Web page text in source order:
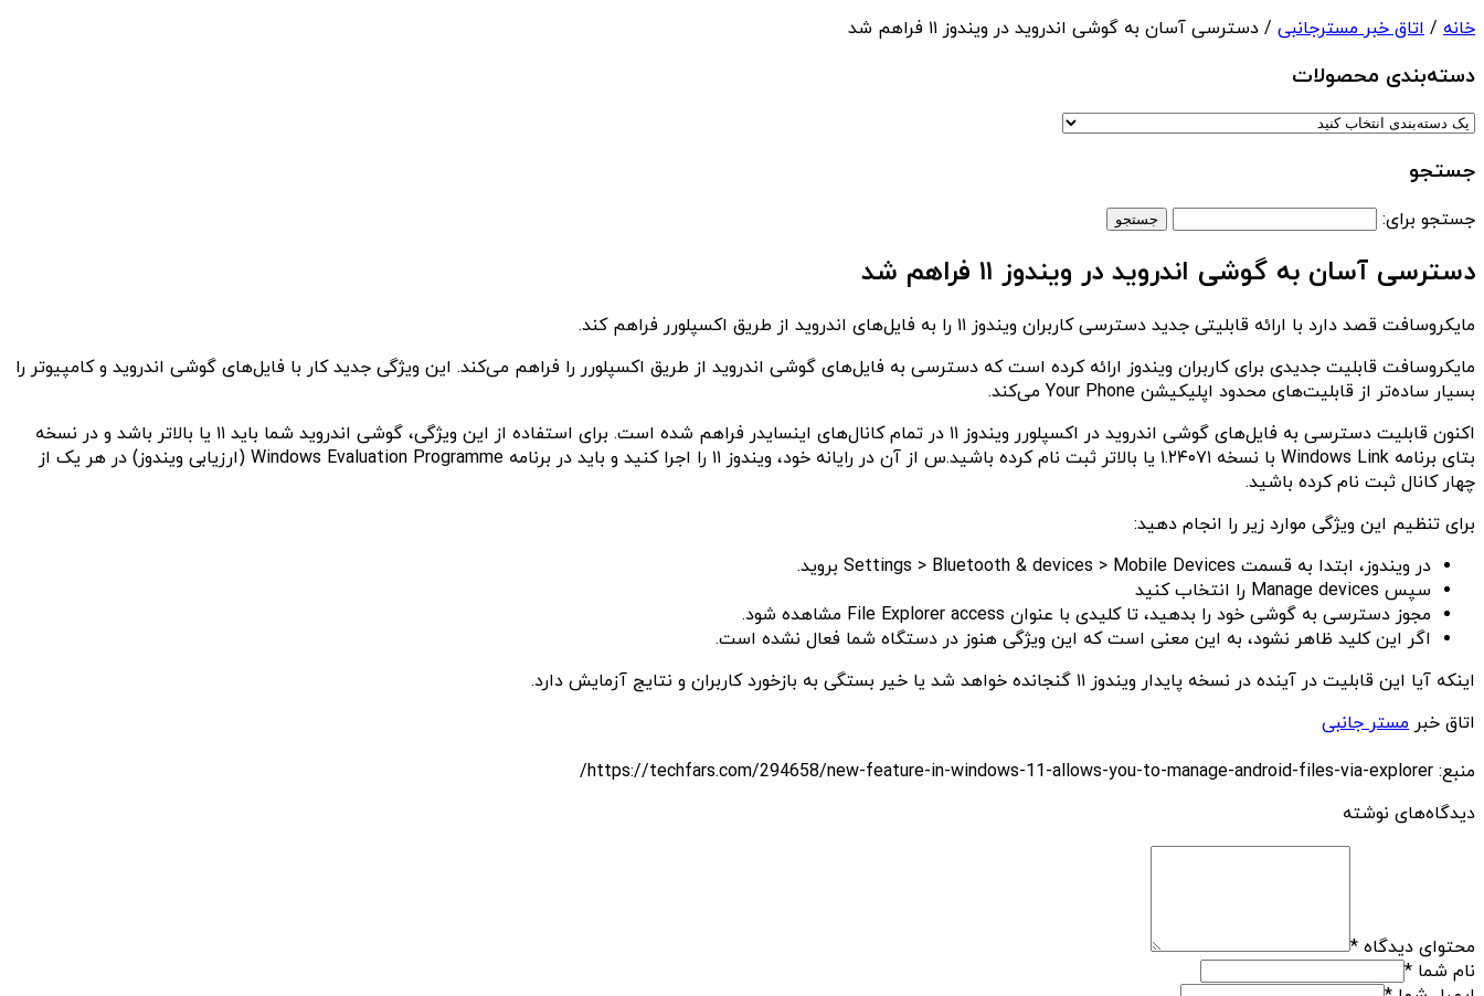
خانه / اتاق خبر مسترجانبی / دسترسی آسان به گوشی اندروید در ویندوز ۱۱ فراهم شد
دسته‌بندی‌ محصولات
جستجو
جستجو برای:
دسترسی آسان به گوشی اندروید در ویندوز ۱۱ فراهم شد
مایکروسافت قصد دارد با ارائه قابلیتی جدید دسترسی کاربران ویندوز ۱۱ را به فایل‌های اندروید از طریق اکسپلورر فراهم کند.
مایکروسافت قابلیت جدیدی برای کاربران ویندوز ارائه کرده است که دسترسی به فایل‌های گوشی اندروید از طریق اکسپلورر را فراهم می‌کند. این ویژگی جدید کار با فایل‌های گوشی اندروید و کامپیوتر را
بسیار ساده‌تر از قابلیت‌های محدود اپلیکیشن Your Phone می‌کند.
اکنون قابلیت دسترسی به فایل‌های گوشی اندروید در اکسپلورر ویندوز ۱۱ در تمام کانال‌های اینسایدر فراهم شده است. برای استفاده از این ویژگی، گوشی اندروید شما باید ۱۱ یا بالاتر باشد و در نسخه
بتای برنامه Windows Link با نسخه ۱.۲۴۰۷۱ یا بالاتر ثبت نام کرده باشید.س از آن در رایانه خود، ویندوز ۱۱ را اجرا کنید و باید در برنامه Windows Evaluation Programme (ارزیابی ویندوز) در هر یک از
چهار کانال ثبت نام کرده باشید.
برای تنظیم این ویژگی موارد زیر را انجام دهید:
در ویندوز، ابتدا به قسمت Settings > Bluetooth & devices > Mobile Devices بروید.
سپس Manage devices را انتخاب کنید
مجوز دسترسی به گوشی خود را بدهید، تا کلیدی با عنوان File Explorer access مشاهده شود.
اگر این کلید ظاهر نشود، به این معنی است که این ویژگی هنوز در دستگاه شما فعال نشده است.
اینکه آیا این قابلیت در آینده در نسخه پایدار ویندوز ۱۱ گنجانده خواهد شد یا خیر بستگی به بازخورد کاربران و نتایج آزمایش دارد.
اتاق خبر مستر جانبی
منبع: https://techfars.com/294658/new-feature-in-windows-11-allows-you-to-manage-android-files-via-explorer/
دیدگاه‌های نوشته
محتوای دیدگاه *
نام شما *